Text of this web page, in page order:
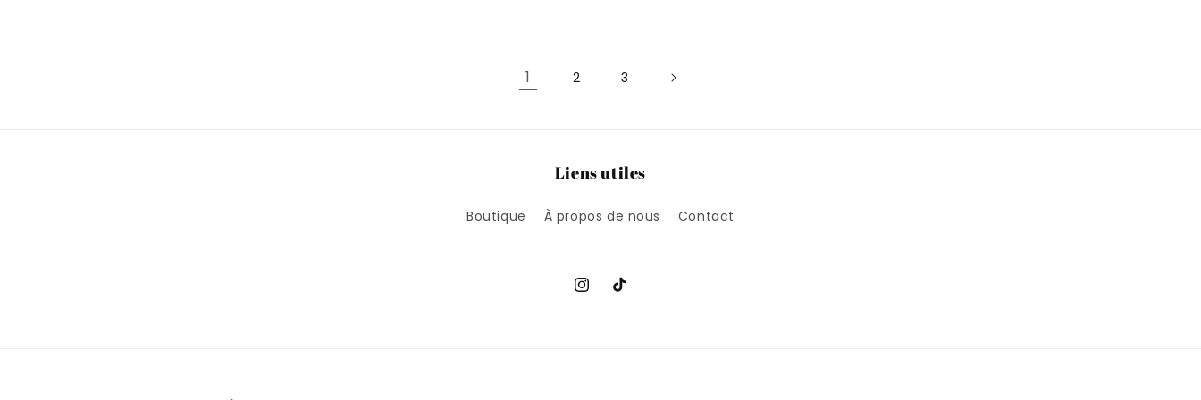
1 2 3
Liens utiles
Boutique À propos de nous Contact
Instagram
TikTok